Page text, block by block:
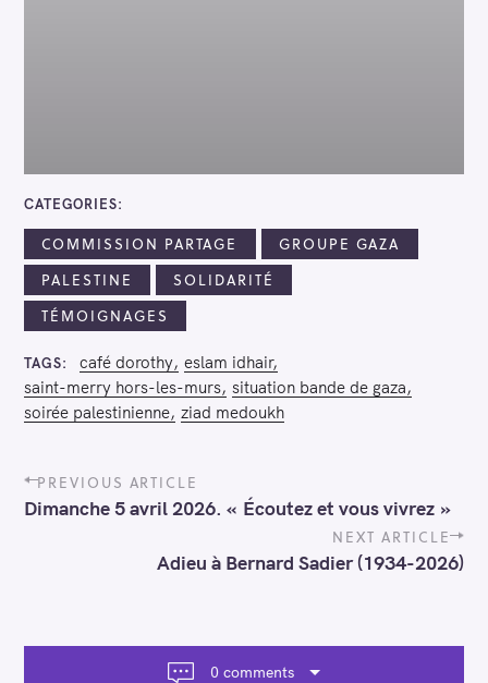
CATEGORIES
COMMISSION PARTAGE
GROUPE GAZA
PALESTINE
SOLIDARITÉ
TÉMOIGNAGES
TAGS café dorothy eslam idhair
saint-merry hors-les-murs situation bande de gaza
soirée palestinienne ziad medoukh
P
o
s
g
PREVIOUS ARTICLE
Dimanche 5 avril 2026. « Écoutez et vous vivrez »
NEXT ARTICLE
Adieu à Bernard Sadier (1934-2026)
0 comments